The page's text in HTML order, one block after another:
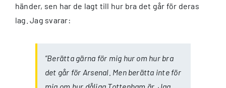
händer, sen har de lagt till hur bra det går för deras
lag. Jag svarar:
”Berätta gärna för mig hur om hur bra
det går för Arsenal. Men berätta inte för